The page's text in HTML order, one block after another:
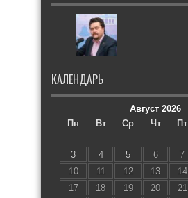
КАЛЕНДАРЬ
Август 2026
Пн
Вт Ср Чт Пт
3
4 5 6 7
10
11 12 13 14
17
18 19 20 21